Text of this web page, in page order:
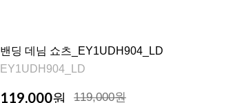
밴딩 데님 쇼츠_EY1UDH904_LD
EY1UDH904_LD
119,000원 119,000원